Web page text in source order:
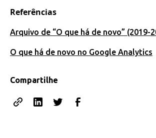
Referências
Arquivo de “O que há de novo” (2019-
O que há de novo no Google Analytics
Compartilhe